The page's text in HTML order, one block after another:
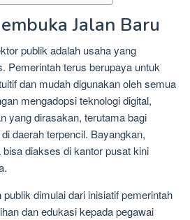
Jalan Baru
publik adalah usaha yang
Pemerintah terus berupaya untuk
dan mudah digunakan oleh semua
mengadopsi teknologi digital,
yang dirasakan, terutama bagi
daerah terpencil. Bayangkan,
diakses di kantor pusat kini
dimulai dari inisiatif pemerintah
dan edukasi kepada pegawai